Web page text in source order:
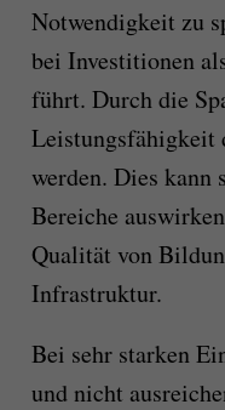
Notwendigkeit zu
bei Investitionen
führt. Durch die
Leistungsfähigkeit
werden. Dies kann
Bereiche
Qualität von
Infrastruktur.
Bei sehr starken
und nicht